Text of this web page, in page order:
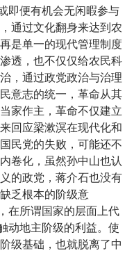
即便有机会无闲暇参与
通过文化翻身来达到农
是单一的现代管理制度
透，也不仅仅给农民科
，通过政党政治与治理
意志的统一，革命从其
家作主，革命不仅建立
回应梁漱溟在现代化和
民党的失败，可能还不
卷化，虽然孙中山也认
的政党，蒋介石也没有
乏根本的阶级意
在所谓国家的层面上代
动地主阶级的利益。使
级基础，也就脱离了中